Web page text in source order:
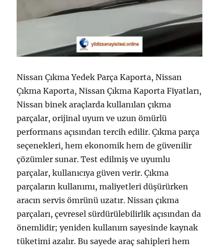
Nissan Çıkma Yedek Parça Kaporta, Nissan
Çıkma Kaporta, Nissan Çıkma Kaporta Fiyatları,
Nissan binek araçlarda kullanılan çıkma
parçalar, orijinal uyum ve uzun ömürlü
performans açısından tercih edilir. Çıkma parça
seçenekleri, hem ekonomik hem de güvenilir
çözümler sunar. Test edilmiş ve uyumlu
parçalar, kullanıcıya güven verir. Çıkma
parçaların kullanımı, maliyetleri düşürürken
aracın servis ömrünü uzatır. Nissan çıkma
parçaları, çevresel sürdürülebilirlik açısından da
önemlidir; yeniden kullanım sayesinde kaynak
tüketimi azalır. Bu sayede araç sahipleri hem